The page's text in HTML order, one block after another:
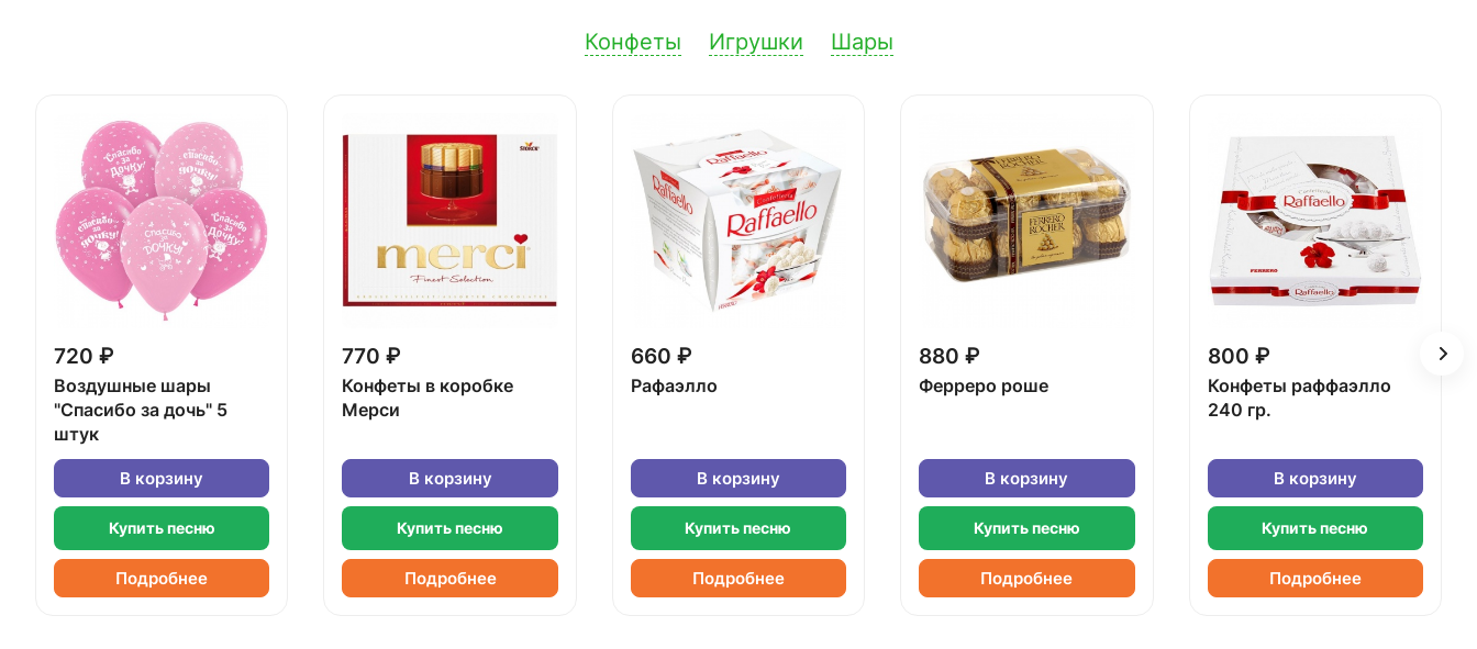
Конфеты Игрушки Шары
720 ₽
Воздушные шары
"Спасибо за дочь" 5
штук
В корзину
Купить песню
Подробнее
770 ₽
Конфеты в коробке
Мерси
В корзину
Купить песню
Подробнее
660 ₽
Рафаэлло
В корзину
Купить песню
Подробнее
880 ₽
Ферреро роше
В корзину
Купить песню
Подробнее
800 ₽
Конфеты раффаэлло
240 гр.
В корзину
Купить песню
Подробнее